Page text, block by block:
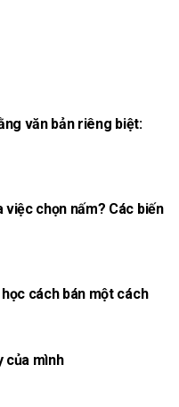
văn bản riêng biệt:
chọn nấm? Các biến
cách bán một cách
của mình